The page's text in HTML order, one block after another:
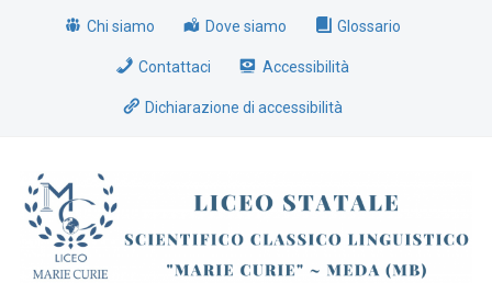
Chi siamo Dove siamo Glossario
Contattaci Accessibilità
Dichiarazione di accessibilità